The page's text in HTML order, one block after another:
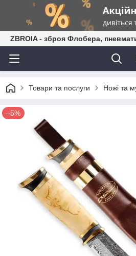
ZBROIA - зброя Флобера,
Товари та послуги Ножі та
–5%